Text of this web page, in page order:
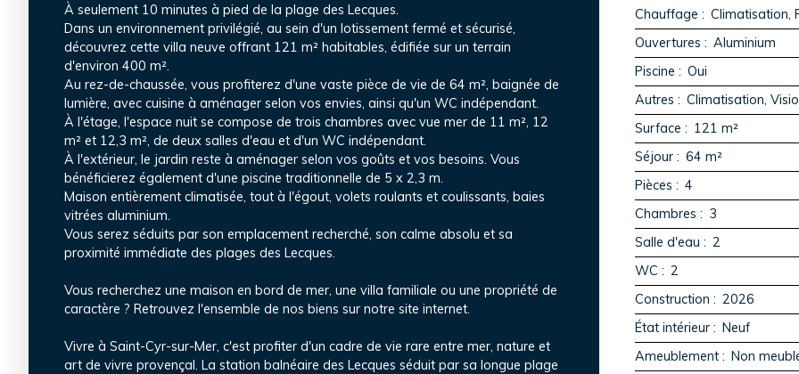
À seulement 10 minutes à pied de la plage des Lecques.
Dans un environnement privilégié, au sein d'un lotissement fermé et sécurisé,
découvrez cette villa neuve offrant 121 m² habitables, édifiée sur un terrain
d'environ 400 m².
Au rez-de-chaussée, vous profiterez d'une vaste pièce de vie de 64 m², baignée de
lumière, avec cuisine à aménager selon vos envies, ainsi qu'un WC indépendant.
À l'étage, l'espace nuit se compose de trois chambres avec vue mer de 11 m², 12
m² et 12,3 m², de deux salles d'eau et d'un WC indépendant.
À l'extérieur, le jardin reste à aménager selon vos goûts et vos besoins. Vous
bénéficierez également d'une piscine traditionnelle de 5 x 2,3 m.
Maison entièrement climatisée, tout à l'égout, volets roulants et coulissants, baies
vitrées aluminium.
Vous serez séduits par son emplacement recherché, son calme absolu et sa
proximité immédiate des plages des Lecques.
Vous recherchez une maison en bord de mer, une villa familiale ou une propriété de
caractère ? Retrouvez l'ensemble de nos biens sur notre site internet.
Vivre à Saint-Cyr-sur-Mer, c'est profiter d'un cadre de vie rare entre mer, nature et
art de vivre provençal. La station balnéaire des Lecques séduit par sa longue plage
Chauffage : Climatisation,
Ouvertures : Aluminium
Piscine : Oui
Autres : Climatisation,
Surface : 121 m²
Séjour : 64 m²
Pièces : 4
Chambres : 3
Salle d'eau : 2
WC : 2
Construction : 2026
État intérieur : Neuf
Ameublement : Non